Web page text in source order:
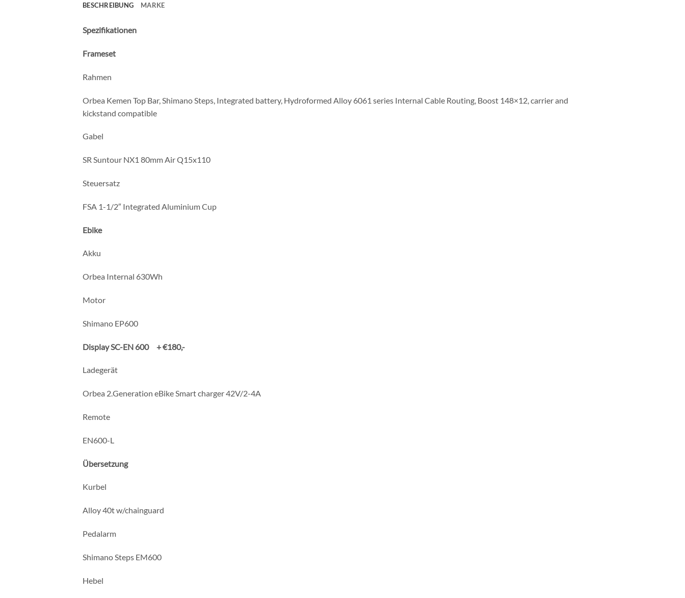
BESCHREIBUNG MARKE
Spezifikationen
Frameset
Rahmen
Orbea Kemen Top Bar, Shimano Steps, Integrated battery, Hydroformed Alloy 6061 series Internal Cable Routing, Boost 148×12, carrier and
kickstand compatible
Gabel
SR Suntour NX1 80mm Air Q15x110
Steuersatz
FSA 1-1/2″ Integrated Aluminium Cup
Ebike
Akku
Orbea Internal 630Wh
Motor
Shimano EP600
Display SC-EN 600 + €180,-
Ladegerät
Orbea 2.Generation eBike Smart charger 42V/2-4A
Remote
EN600-L
Übersetzung
Kurbel
Alloy 40t w/chainguard
Pedalarm
Shimano Steps EM600
Hebel